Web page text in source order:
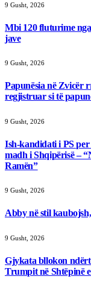
9 Gusht, 2026
Mbi 120 fluturime
jave
9 Gusht, 2026
Papunësia në Zvicër
regjistruar si të
9 Gusht, 2026
Ish-kandidati i PS
madh i Shqipërisë –
Ramën”
9 Gusht, 2026
Abby në stil
9 Gusht, 2026
Gjykata bllokon
Trumpit në Shtëpinë